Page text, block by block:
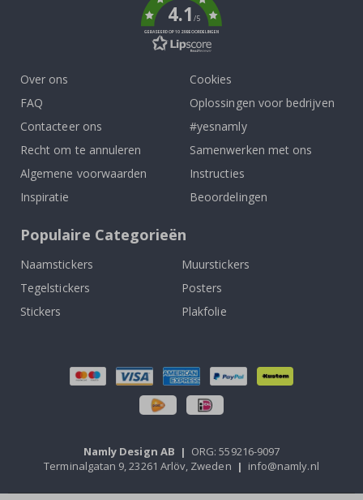
4.1/5
GEBASEERD OP 1029 BEOORDELINGEN
Over ons
FAQ
Contacteer ons
Recht om te annuleren
Algemene voorwaarden
Inspiratie
Cookies
Oplossingen voor bedrijven
#yesnamly
Samenwerken met ons
Instructies
Beoordelingen
Populaire Categorieën
Naamstickers
Muurstickers
Tegelstickers
Posters
Stickers
Plakfolie
Namly Design AB | ORG: 559216-9097
Terminalgatan 9, 23261 Arlöv, Zweden | info@namly.nl